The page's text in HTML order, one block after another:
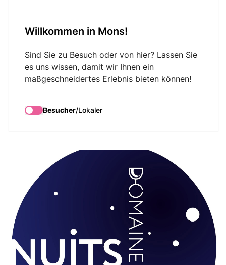
Willkommen in Mons!
Sind Sie zu Besuch oder von hier? Lassen Sie
es uns wissen, damit wir Ihnen ein
maßgeschneidertes Erlebnis bieten können!
Besucher/Lokaler
Domaine Nuits
Blanches